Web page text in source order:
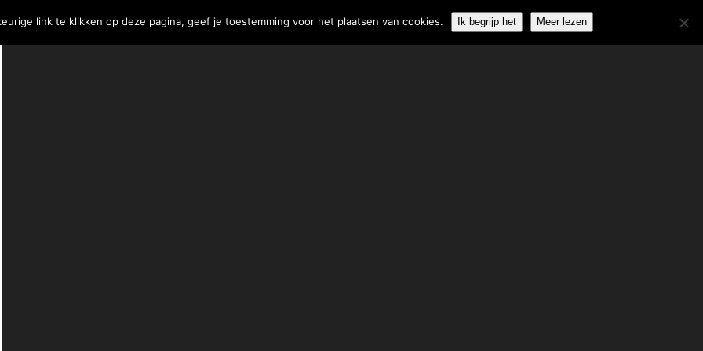
06-51850274 info@weisfelt.nl
Contact € 0,00 0 Items
link te klikken op deze pagina, geef je toestemming voor het plaatsen van cookies. Ik begrijp het Meer lezen